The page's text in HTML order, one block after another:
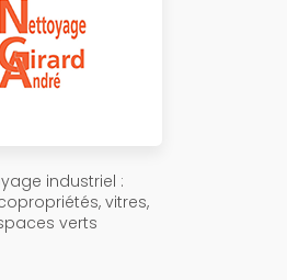
industriel :
vitres,
verts